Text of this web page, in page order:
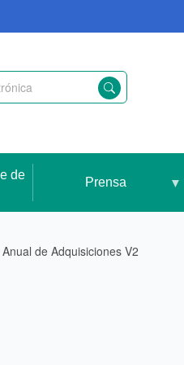
de
Prensa
de Adquisiciones V2